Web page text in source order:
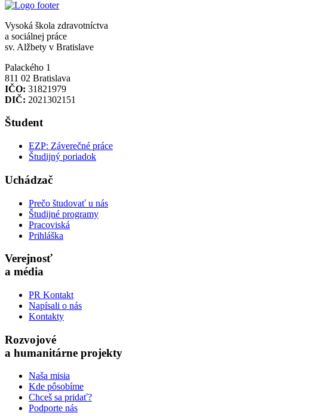
Vysoká škola zdravotníctva
a sociálnej práce
sv. Alžbety v Bratislave
Palackého 1
811 02 Bratislava
IČO: 31821979
DIČ: 2021302151
Študent
EZP: Záverečné práce
Študijný poriadok
Uchádzač
Prečo študovať u nás
Študijné programy
Pracoviská
Prihláška
Verejnosť
a média
PR Kontakt
Napísali o nás
Kontakty
Rozvojové
a humanitárne projekty
Naša misia
Kde pôsobíme
Chceš sa pridať?
Podporte nás